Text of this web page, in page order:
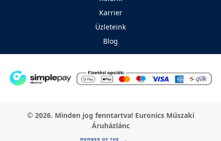
Karrier
Üzleteink
Blog
© 2026. Minden jog fenntartva! Euronics Műszaki
Áruházlánc